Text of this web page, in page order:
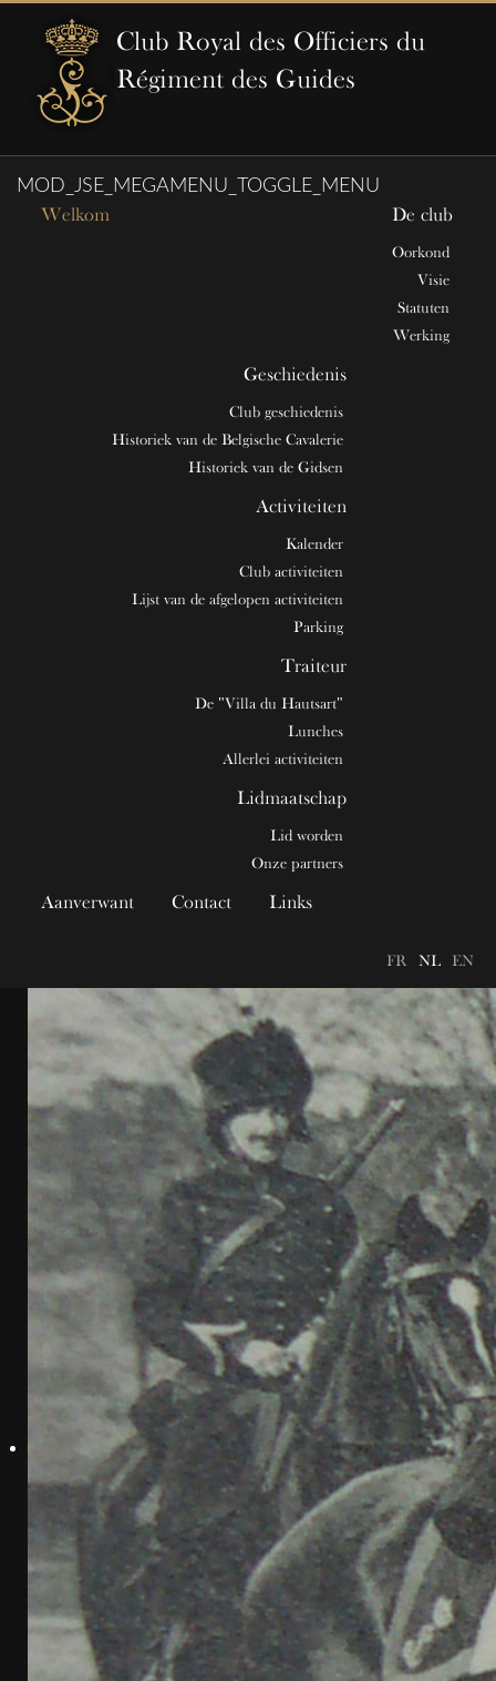
Club Royal des Officiers du
Régiment des Guides
MOD_JSE_MEGAMENU_TOGGLE_MENU
Welkom De club
Oorkond
Visie
Statuten
Werking
Geschiedenis
Club geschiedenis
Historiek van de Belgische Cavalerie
Historiek van de Gidsen
Activiteiten
Kalender
Club activiteiten
Lijst van de afgelopen activiteiten
Parking
Traiteur
De "Villa du Hautsart"
Lunches
Allerlei activiteiten
Lidmaatschap
Lid worden
Onze partners
Aanverwant Contact Links
FR NL EN